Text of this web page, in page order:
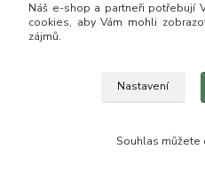
info@zkusnositko.cz
© Copyright 2015-
Náš e-shop a partneři potřebují
cookies, aby Vám mohli
zájmů.
Nastavení
Souhlas můžete